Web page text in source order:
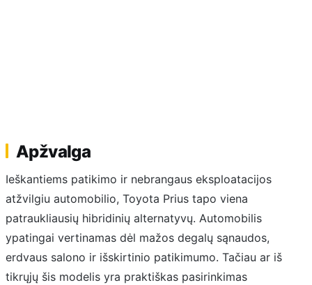
Apžvalga
Ieškantiems patikimo ir nebrangaus eksploatacijos
atžvilgiu automobilio, Toyota Prius tapo viena
patraukliausių hibridinių alternatyvų. Automobilis
ypatingai vertinamas dėl mažos degalų sąnaudos,
erdvaus salono ir išskirtinio patikimumo. Tačiau ar iš
tikrųjų šis modelis yra praktiškas pasirinkimas